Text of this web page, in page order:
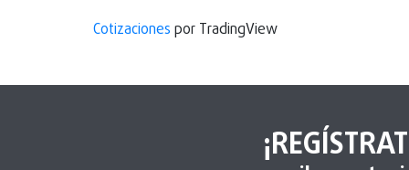
Cotizaciones por TradingView